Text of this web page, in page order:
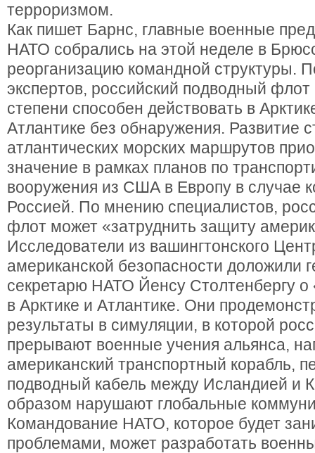
терроризмом.
Как пишет Барнс, главные военные
НАТО собрались на этой неделе в
реорганизацию командной структуры.
экспертов, российский подводный
степени способен действовать в
Атлантике без обнаружения. Развитие
атлантических морских маршрутов
значение в рамках планов по
вооружения из США в Европу в случае
Россией. По мнению специалистов,
флот может «затруднить защиту
Исследователи из вашингтонского
американской безопасности доложили
секретарю НАТО Йенсу Столтенбергу
в Арктике и Атлантике. Они
результаты в симуляции, в которой
прерывают военные учения альянса,
американский транспортный корабль,
подводный кабель между Исландией и
образом нарушают глобальные
Командование НАТО, которое будет
проблемами, может разработать